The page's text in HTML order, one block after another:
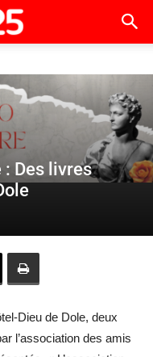
Des livres
Dieu de Dole, deux
l’association des amis